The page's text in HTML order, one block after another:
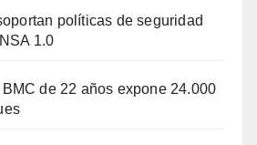
políticas de seguridad
1.0
de 22 años expone 24.000